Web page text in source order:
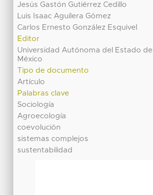
Jesús Gastón Gutiérrez Cedillo
Luis Isaac Aguilera Gómez
Carlos Ernesto González Esquivel
Editor
Universidad Autónoma del Estado de
México
Tipo de documento
Artículo
Palabras clave
Sociología
Agroecología
coevolución
sistemas complejos
sustentabilidad